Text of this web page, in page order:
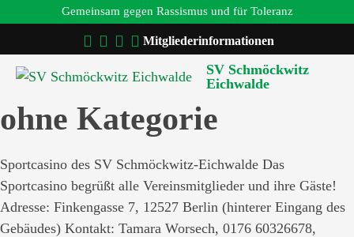
Gemeinsam gegen Rassismus und für Toleranz
Mitgliederinformationen
SV Schmöckwitz
Eichwalde
ohne Kategorie
Sportcasino des SV Schmöckwitz-Eichwalde Das
Sportcasino begrüßt alle Vereinsmitglieder und ihre Gäste!
Adresse: Finkengasse 7, 12527 Berlin (hinterer Eingang des
Gebäudes) Kontakt: Tamara Worsech, 0176 60326678,